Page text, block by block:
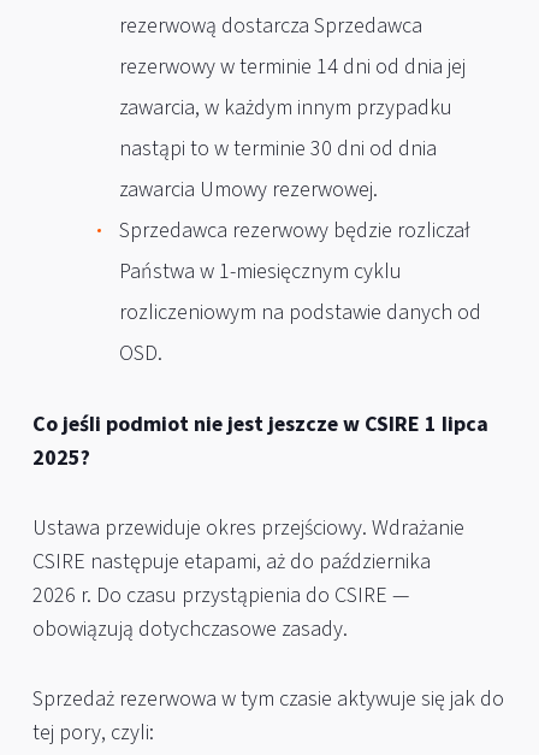
rezerwową dostarcza Sprzedawca
rezerwowy w terminie 14 dni od dnia jej
zawarcia, w każdym innym przypadku
nastąpi to w terminie 30 dni od dnia
zawarcia Umowy rezerwowej.
Sprzedawca rezerwowy będzie rozliczał
Państwa w 1-miesięcznym cyklu
rozliczeniowym na podstawie danych od
OSD.
Co jeśli podmiot nie jest jeszcze w CSIRE 1 lipca
2025?
Ustawa przewiduje okres przejściowy. Wdrażanie
CSIRE następuje etapami, aż do października
2026 r. Do czasu przystąpienia do CSIRE —
obowiązują dotychczasowe zasady.
Sprzedaż rezerwowa w tym czasie aktywuje się jak do
tej pory, czyli: